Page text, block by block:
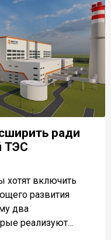
ради
ТЭС
хотят включить
развития
два
реализуют...